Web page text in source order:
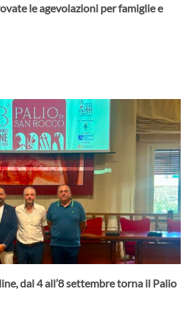
le agevolazioni per famiglie e
dal 4 all’8 settembre torna il Palio